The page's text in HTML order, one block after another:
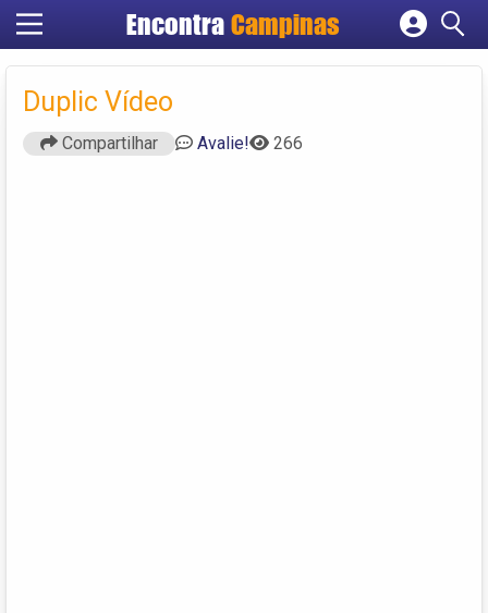
Encontra Campinas
Cadastrar empresa
Duplic Vídeo
Compartilhar Avalie! 266